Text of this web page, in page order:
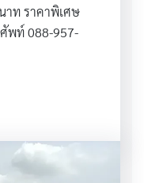
าท ราคาพิเศษ
พท์ 088-957-